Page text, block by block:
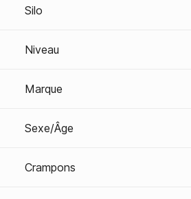
Silo
Niveau
Marque
Sexe/Âge
Crampons